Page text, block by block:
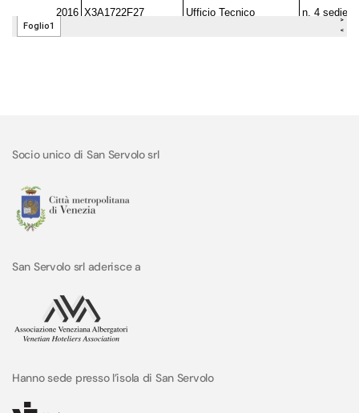
Socio unico di San Servolo srl
San Servolo srl aderisce a
Hanno sede presso l’isola di San Servolo